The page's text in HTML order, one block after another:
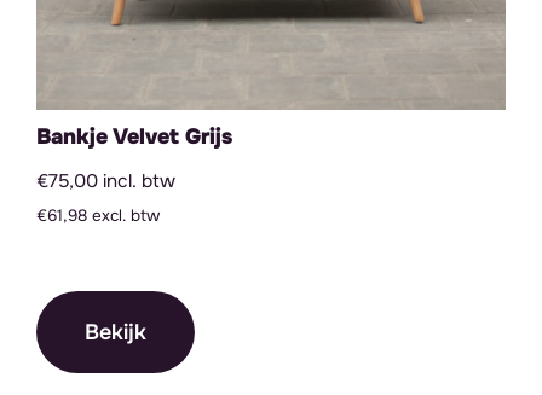
Bankje Velvet Grijs
€75,00 incl. btw
€61,98 excl. btw
Bekijk